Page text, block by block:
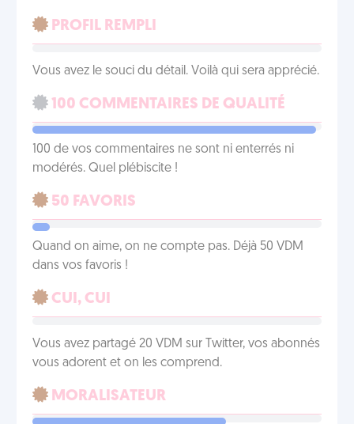
PROFIL REMPLI
Vous avez le souci du détail. Voilà qui sera apprécié.
100 COMMENTAIRES DE QUALITÉ
100 de vos commentaires ne sont ni enterrés ni
modérés. Quel plébiscite !
50 FAVORIS
Quand on aime, on ne compte pas. Déjà 50 VDM
dans vos favoris !
CUI, CUI
Vous avez partagé 20 VDM sur Twitter, vos abonnés
vous adorent et on les comprend.
MORALISATEUR